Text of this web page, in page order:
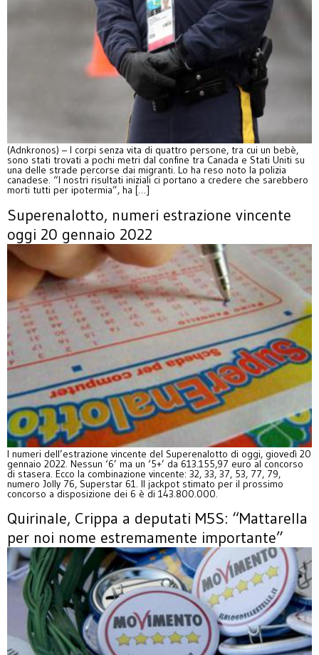
(Adnkronos) – I corpi senza vita di quattro persone, tra cui un bebè,
sono stati trovati a pochi metri dal confine tra Canada e Stati Uniti su
una delle strade percorse dai migranti. Lo ha reso noto la polizia
canadese. “I nostri risultati iniziali ci portano a credere che sarebbero
morti tutti per ipotermia”, ha […]
Superenalotto, numeri estrazione vincente
oggi 20 gennaio 2022
I numeri dell’estrazione vincente del Superenalotto di oggi, giovedì 20
gennaio 2022. Nessun ‘6’ ma un ‘5+’ da 613.155,97 euro al concorso
di stasera. Ecco la combinazione vincente: 32, 33, 37, 53, 77, 79,
numero Jolly 76, Superstar 61. Il jackpot stimato per il prossimo
concorso a disposizione dei 6 è di 143.800.000.
Quirinale, Crippa a deputati M5S: “Mattarella
per noi nome estremamente importante”